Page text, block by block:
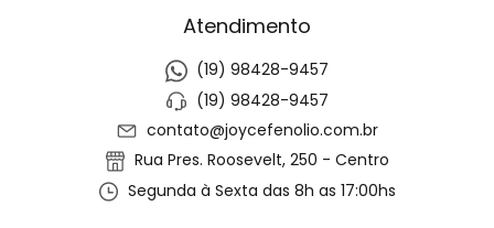
Atendimento
(19) 98428-9457
(19) 98428-9457
contato@joycefenolio.com.br
Rua Pres. Roosevelt, 250 - Centro
Segunda à Sexta das 8h as 17:00hs